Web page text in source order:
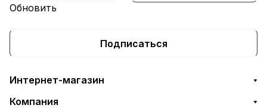
Обновить
Подписаться
Интернет-магазин
Компания